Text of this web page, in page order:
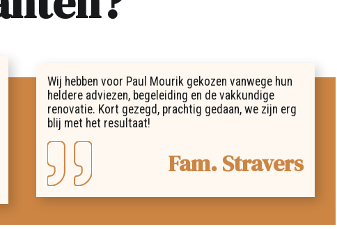
Wij hebben voor Paul Mourik gekozen vanwege hun
heldere adviezen, begeleiding en de vakkundige
renovatie. Kort gezegd, prachtig gedaan, we zijn erg
blij met het resultaat!
Fam. Stravers